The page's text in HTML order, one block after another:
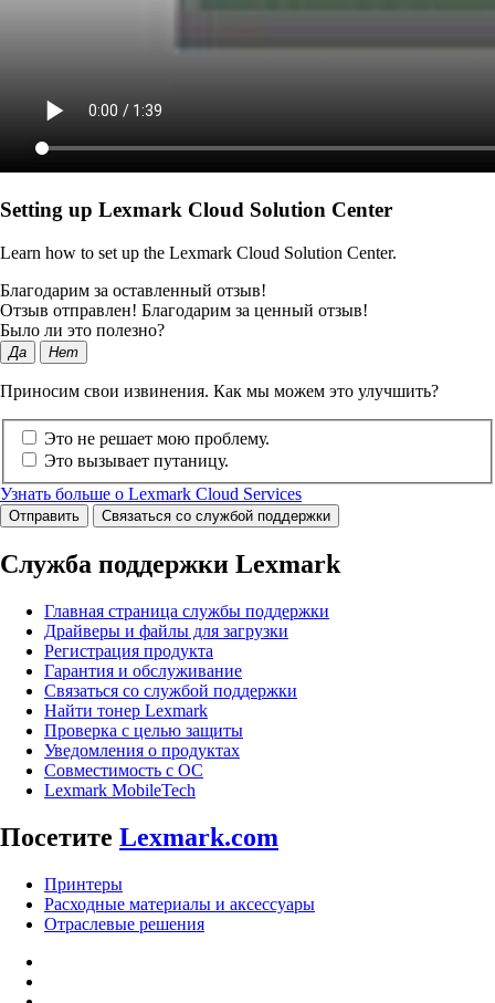
Setting up Lexmark Cloud Solution Center
Learn how to set up the Lexmark Cloud Solution Center.
Благодарим за оставленный отзыв!
Отзыв отправлен! Благодарим за ценный отзыв!
Было ли это полезно?
Да Нет
Приносим свои извинения. Как мы можем это улучшить?
Это не решает мою проблему.
Это вызывает путаницу.
Узнать больше о Lexmark Cloud Services
Отправить Связаться со службой поддержки
Служба поддержки Lexmark
Главная страница службы поддержки
Драйверы и файлы для загрузки
Регистрация продукта
Гарантия и обслуживание
Связаться со службой поддержки
Найти тонер Lexmark
Проверка с целью защиты
Уведомления о продуктах
Совместимость с ОС
Lexmark MobileTech
Посетите Lexmark.com
Принтеры
Расходные материалы и аксессуары
Отраслевые решения